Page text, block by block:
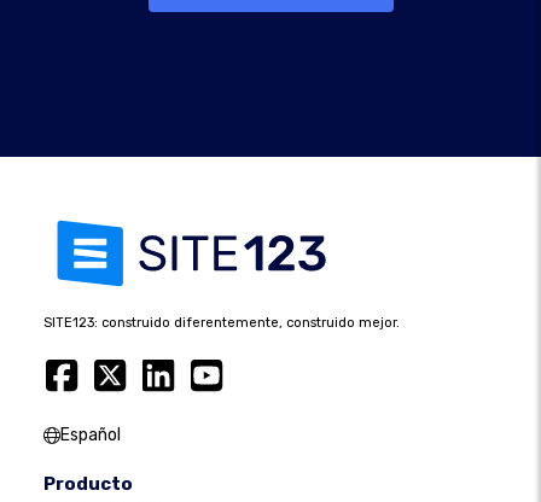
SITE123: construido diferentemente, construido mejor.
Español
Producto